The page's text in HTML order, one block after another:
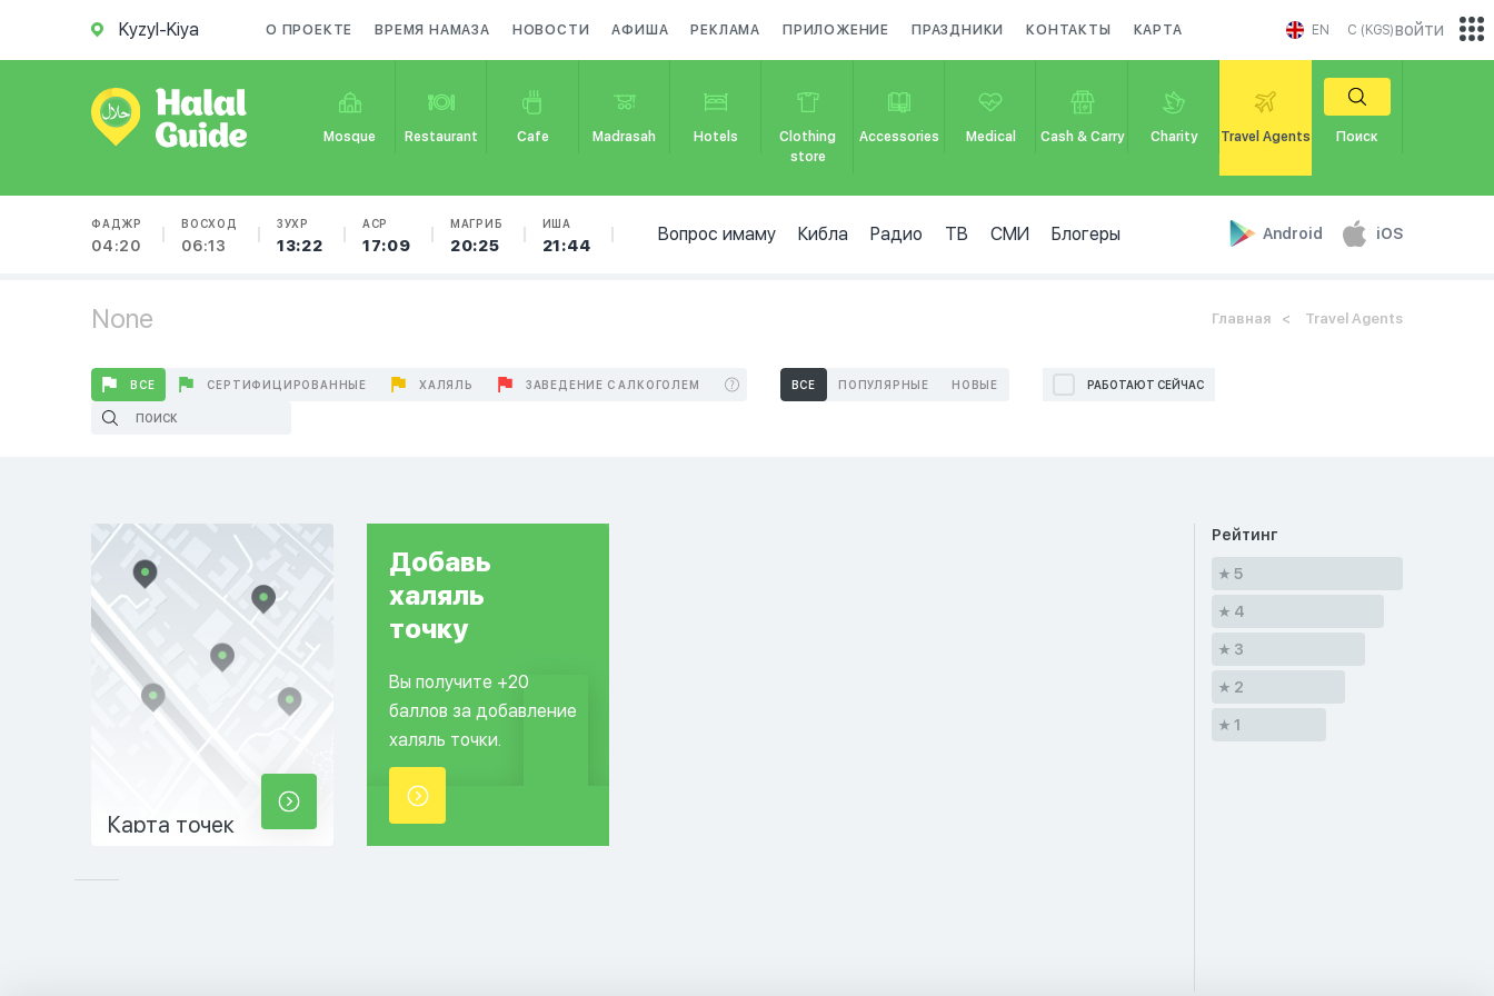
Kyzyl-Kiya О ПРОЕКТЕ ВРЕМЯ НАМАЗА НОВОСТИ АФИША РЕКЛАМА ПРИЛОЖЕНИЕ ПРАЗДНИКИ КОНТАКТЫ КАРТА EN С (KGS)
Mosque Restaurant Cafe Madrasah Hotels
Clothing
store
Accessories Medical Cash & Carry Charity Travel Agents Поиск
ФАДЖР
04:20
ВОСХОД
06:13
ЗУХР
13:22
АСР
17:09
МАГРИБ
20:25
ИША
21:44
Вопрос имаму Кибла Радио ТВ СМИ Блогеры Android iOS
войти
None Главная Travel Agents
ВСЕ СЕРТИФИЦИРОВАННЫЕ ХАЛЯЛЬ ЗАВЕДЕНИЕ С АЛКОГОЛЕМ ВСЕ ПОПУЛЯРНЫЕ НОВЫЕ РАБОТАЮТ СЕЙЧАС
Карта точек
Добавь
халяль
точку
Вы получите +20
баллов за добавление
халяль точки.
Рейтинг
5
4
3
2
1